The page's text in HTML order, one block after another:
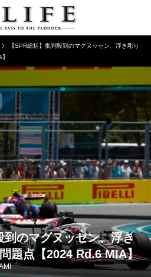
【SPR総括】批判殺到のマグヌッセン、浮き彫り
到のマグヌッセン、浮き
題点【2024 Rd.6 MIA】